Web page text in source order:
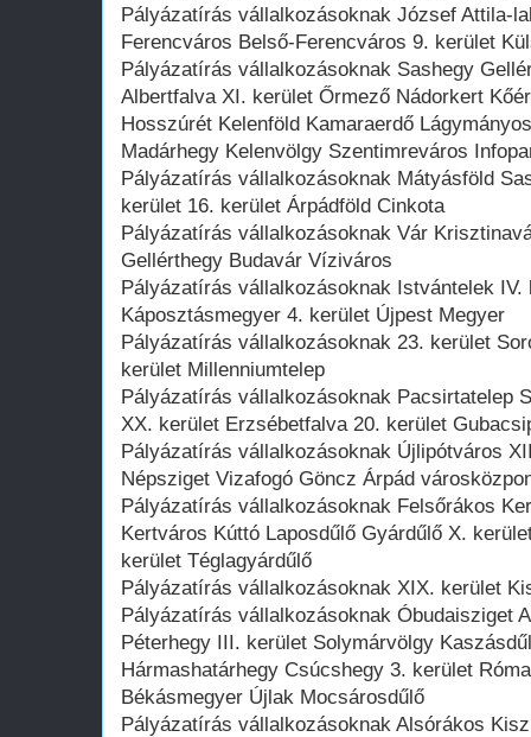
Pályázatírás vállalkozásoknak József Attila-
Ferencváros Belső-Ferencváros 9. kerület
Pályázatírás vállalkozásoknak Sashegy
Albertfalva XI. kerület Őrmező Nádorkert
Hosszúrét Kelenföld Kamaraerdő
Madárhegy Kelenvölgy Szentimreváros
Pályázatírás vállalkozásoknak Mátyásföld
kerület 16. kerület Árpádföld Cinkota
Pályázatírás vállalkozásoknak Vár
Gellérthegy Budavár Víziváros
Pályázatírás vállalkozásoknak Istvántelek
Káposztásmegyer 4. kerület Újpest Megyer
Pályázatírás vállalkozásoknak 23. kerület
kerület Millenniumtelep
Pályázatírás vállalkozásoknak Pacsirtatelep
XX. kerület Erzsébetfalva 20. kerület
Pályázatírás vállalkozásoknak Újlipótváros
Népsziget Vizafogó Göncz Árpád
Pályázatírás vállalkozásoknak Felsőrákos
Kertváros Kúttó Laposdűlő Gyárdűlő X.
kerület Téglagyárdűlő
Pályázatírás vállalkozásoknak XIX. kerület
Pályázatírás vállalkozásoknak Óbudaisziget
Péterhegy III. kerület Solymárvölgy
Hármashatárhegy Csúcshegy 3. kerület
Békásmegyer Újlak Mocsárosdűlő
Pályázatírás vállalkozásoknak Alsórákos